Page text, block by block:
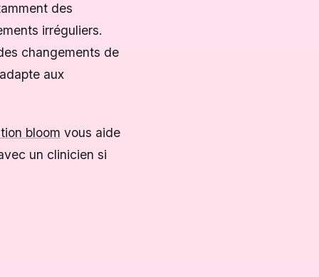
des
irréguliers.
changements de
aux
bloom vous aide
un clinicien si